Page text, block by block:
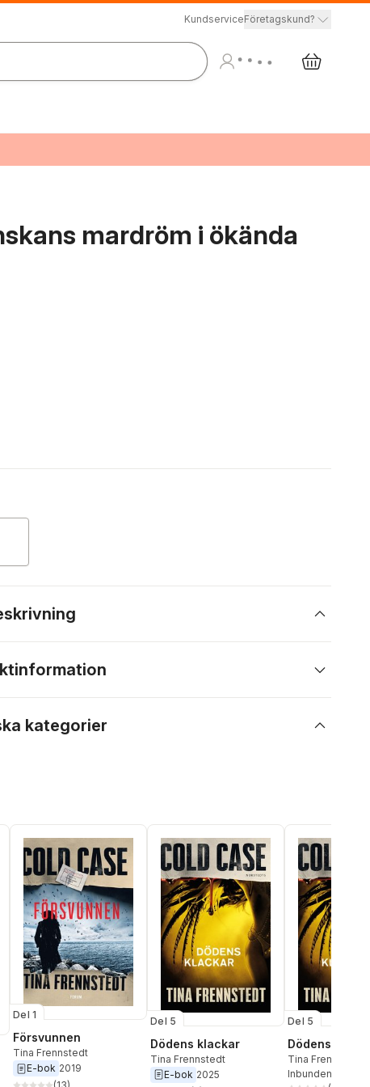
KundserviceFöretagskund?
mardröm i ökända
kategorier
Del 1
Försvunnen
Tina Frennstedt
E-bok 2019
Del 5
Dödens klackar
Tina Frennstedt
E-bok 2025
Del 5
Dödens
Tina Frennstedt
Inbunden